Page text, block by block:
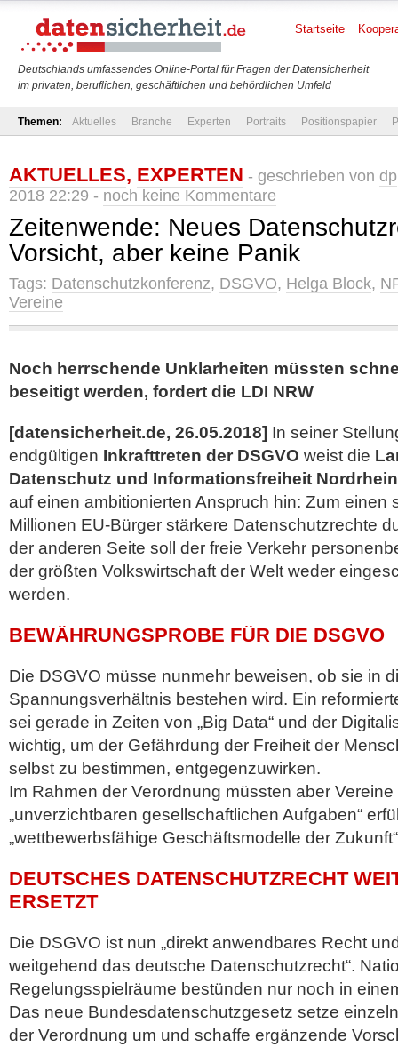
Deutschlands umfassendes Online-Portal für Fragen der Datensicherheit
im privaten, beruflichen, geschäftlichen und behördlichen Umfeld
Startseite
Themen: Aktuelles Branche Experten Portraits Positionspapier
AKTUELLES, EXPERTEN - geschrieben von dp
2018 22:29 - noch keine Kommentare
Zeitenwende: Neues
Vorsicht, aber keine Panik
Tags: Datenschutzkonferenz, DSGVO, Helga Block,
Vereine
Noch herrschende Unklarheiten müssten
beseitigt werden, fordert die LDI NRW
[datensicherheit.de, 26.05.2018] In seiner
endgültigen Inkrafttreten der DSGVO weist die
Datenschutz und Informationsfreiheit
auf einen ambitionierten Anspruch hin: Zum einen
Millionen EU-Bürger stärkere Datenschutzrechte
der anderen Seite soll der freie Verkehr
der größten Volkswirtschaft der Welt weder
werden.
BEWÄHRUNGSPROBE FÜR DIE DSGVO
Die DSGVO müsse nunmehr beweisen, ob sie in
Spannungsverhältnis bestehen wird. Ein
sei gerade in Zeiten von „Big Data“ und der
wichtig, um der Gefährdung der Freiheit der
selbst zu bestimmen, entgegenzuwirken.
Im Rahmen der Verordnung müssten aber
„unverzichtbaren gesellschaftlichen Aufgaben“
„wettbewerbsfähige Geschäftsmodelle der
DEUTSCHES DATENSCHUTZRECHT
ERSETZT
Die DSGVO ist nun „direkt anwendbares Recht
weitgehend das deutsche Datenschutzrecht“.
Regelungsspielräume bestünden nur noch in
Das neue Bundesdatenschutzgesetz setze
der Verordnung um und schaffe ergänzende